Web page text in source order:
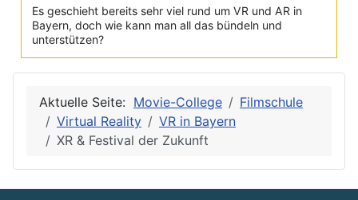
Es geschieht bereits sehr viel rund um VR und AR in
Bayern, doch wie kann man all das bündeln und
unterstützen?
Aktuelle Seite: Movie-College
Filmschule
Virtual Reality
VR in Bayern
XR & Festival der Zukunft